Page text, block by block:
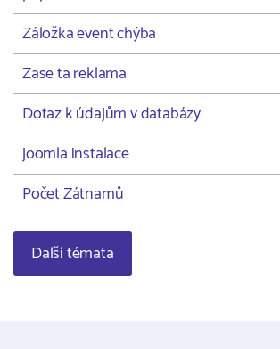
Záložka event chýba
Zase ta reklama
Dotaz k údajům v databázy
joomla instalace
Počet Zátnamů
Další témata